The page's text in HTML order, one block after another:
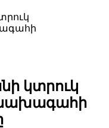
կտրուկ